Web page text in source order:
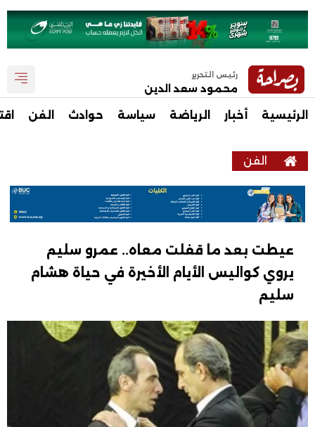
رئيس التحرير
محمود سعد الدين
الرئيسية أخبار الرياضة سياسة حوادث الفن
الفن
عيطت بعد ما قفلت معاه.. عمرو سليم
يروي كواليس الأيام الأخيرة في حياة هشام
سليم